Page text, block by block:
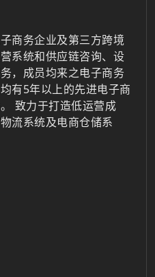
商务企业及第三方跨境
系统和供应链咨询、设
，成员均来之电子商务
有5年以上的先进电子商
致力于打造低运营成
流系统及电商仓储系